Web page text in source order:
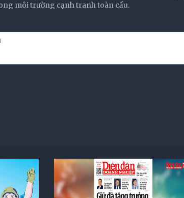
môi trường cạnh tranh toàn cầu.